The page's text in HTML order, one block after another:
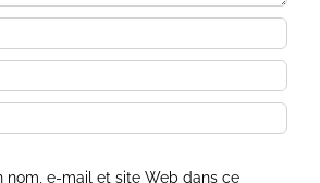
nom, e-mail et site Web dans ce